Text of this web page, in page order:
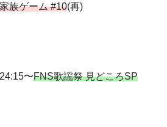
家族ゲーム #10(再)
〜FNS歌謡祭 見どころSP